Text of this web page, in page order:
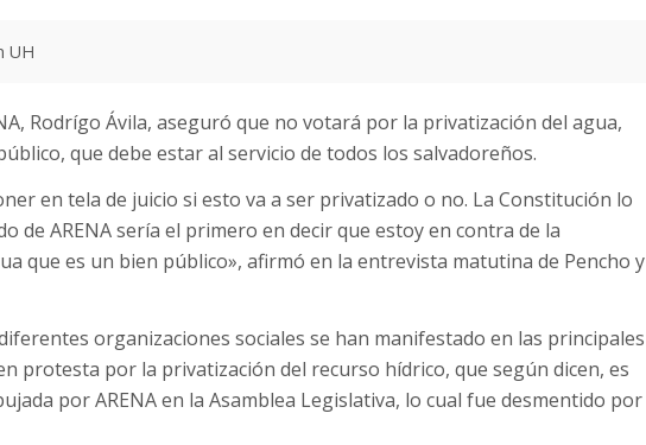
UH
Rodrígo Ávila, aseguró que no votará por la privatización del agua,
que debe estar al servicio de todos los salvadoreños.
en tela de juicio si esto va a ser privatizado o no. La Constitución lo
de ARENA sería el primero en decir que estoy en contra de la
que es un bien público», afirmó en la entrevista matutina de Pencho y
organizaciones sociales se han manifestado en las principales
protesta por la privatización del recurso hídrico, que según dicen, es
por ARENA en la Asamblea Legislativa, lo cual fue desmentido por